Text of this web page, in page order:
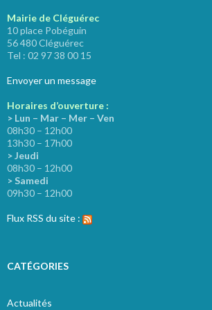
Mairie de Cléguérec
10 place Pobéguin
56 480 Cléguérec
Tel : 02 97 38 00 15
Envoyer un message
Horaires d’ouverture :
> Lun – Mar – Mer – Ven
08h30 – 12h00
13h30 – 17h00
> Jeudi
08h30 – 12h00
> Samedi
09h30 – 12h00
Flux RSS du site :
CATÉGORIES
Actualités